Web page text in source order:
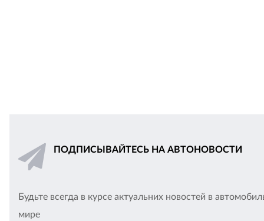
ПОДПИСЫВАЙТЕСЬ НА АВТОНОВОСТИ
Будьте всегда в курсе актуальних новостей в
мире